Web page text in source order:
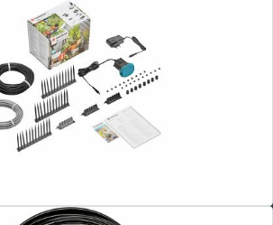
Gardena Urlaubsbewässerung- Set